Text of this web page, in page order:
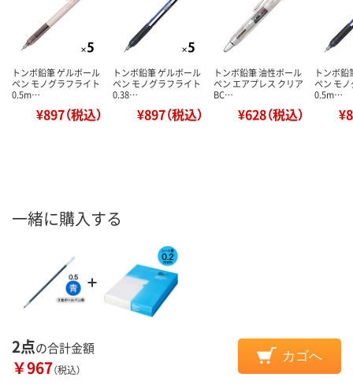
トンボ鉛筆 ゲルボール
ペン モノグラフライト
0.5m…
¥897（税込）
トンボ鉛筆 ゲルボール
ペン モノグラフライト
0.38…
¥897（税込）
トンボ鉛筆 油性ボール
ペン エアプレス クリア
BC…
¥628（税込）
トンボ鉛
ペン モ
0.5m…
一緒に購入する
2点の合計金額
￥967（税込）
カゴへ